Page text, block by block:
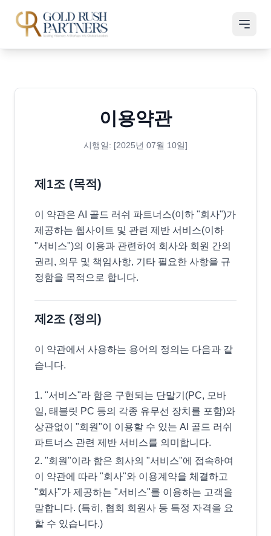
이용약관
시행일: [2025년 07월 10일]
제1조 (목적)
이 약관은 AI 골드 러쉬 파트너스(이하 "회사")가
제공하는 웹사이트 및 관련 제반 서비스(이하
"서비스")의 이용과 관련하여 회사와 회원 간의
권리, 의무 및 책임사항, 기타 필요한 사항을 규
정함을 목적으로 합니다.
제2조 (정의)
이 약관에서 사용하는 용어의 정의는 다음과 같
습니다.
"서비스"라 함은 구현되는 단말기(PC, 모바
일, 태블릿 PC 등의 각종 유무선 장치를 포함)와
상관없이 "회원"이 이용할 수 있는 AI 골드 러쉬
파트너스 관련 제반 서비스를 의미합니다.
"회원"이라 함은 회사의 "서비스"에 접속하여
이 약관에 따라 "회사"와 이용계약을 체결하고
"회사"가 제공하는 "서비스"를 이용하는 고객을
말합니다. (특히, 협회 회원사 등 특정 자격을 요
할 수 있습니다.)